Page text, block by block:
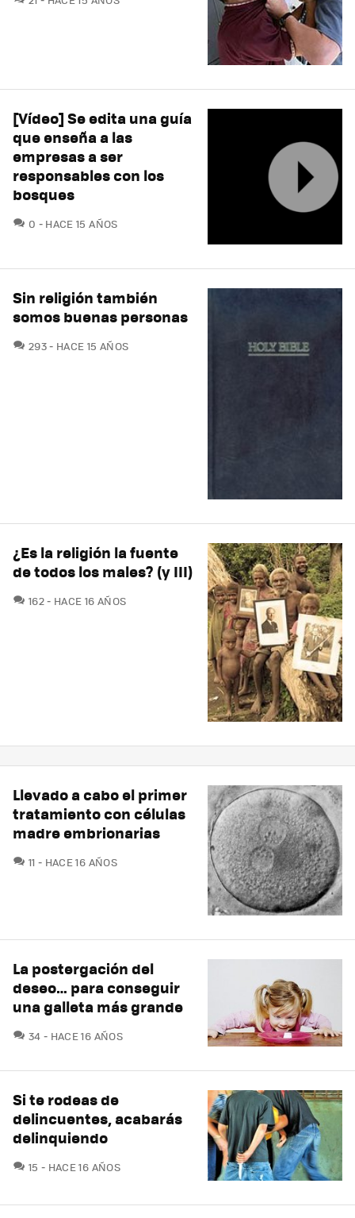
[Vídeo] Se edita una guía
que enseña a las
empresas a ser
responsables con los
bosques
0 COMENTARIOS
HACE 15 AÑOS
Sin religión también
somos buenas personas
293COMENTARIOS
HACE 15 AÑOS
¿Es la religión la fuente
de todos los males? (y III)
162COMENTARIOS
HACE 16 AÑOS
Llevado a cabo el primer
tratamiento con células
madre embrionarias
11 COMENTARIOS
HACE 16 AÑOS
La postergación del
deseo… para conseguir
una galleta más grande
34 COMENTARIOS
HACE 16 AÑOS
Si te rodeas de
delincuentes, acabarás
delinquiendo
15 COMENTARIOS
HACE 16 AÑOS